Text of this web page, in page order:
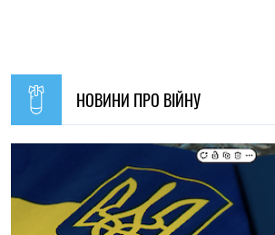
19:30, 07.08.2026
Українців за кордоном запрошують
створення Мережі єдності: як подати
Олена Ткаліч